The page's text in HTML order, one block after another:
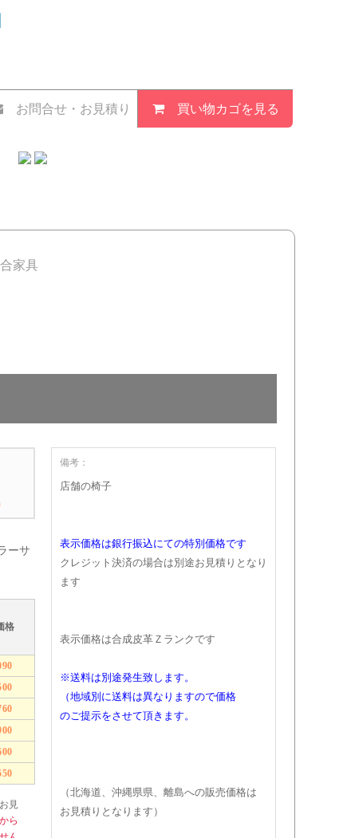
お問合せ・お見積り 買い物カゴを見る
家具
ーサ
格
見
ら
備考：
店舗の椅子
表示価格は銀行振込にての特別価格です
クレジット決済の場合は別途お見積りとなり
ます
表示価格は合成皮革Ｚランクです
※送料は別途発生致します。
（地域別に送料は異なりますので価格
のご提示をさせて頂きます。
（北海道、沖縄県県、離島への販売価格は
お見積りとなります）